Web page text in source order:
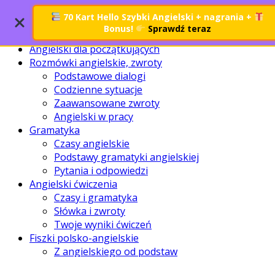
Search
Angielski dla początkujących
Rozmówki angielskie, zwroty
Podstawowe dialogi
Codzienne sytuacje
Zaawansowane zwroty
Angielski w pracy
Gramatyka
Czasy angielskie
Podstawy gramatyki angielskiej
Pytania i odpowiedzi
Angielski ćwiczenia
Czasy i gramatyka
Słówka i zwroty
Twoje wyniki ćwiczeń
Fiszki polsko-angielskie
Z angielskiego od podstaw
70 Kart Hello Szybki Angielski + nagrania +
Bonus!
Sprawdź teraz